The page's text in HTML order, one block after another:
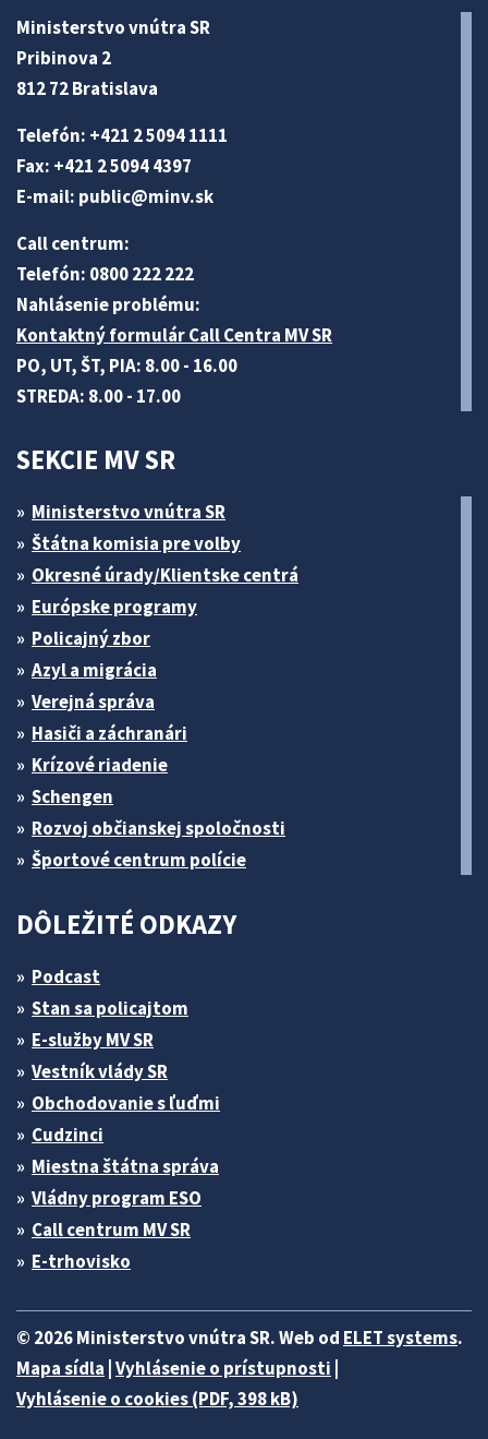
Ministerstvo vnútra SR
Pribinova 2
812 72 Bratislava
Telefón: +421 2 5094 1111
Fax: +421 2 5094 4397
E-mail: public@minv.sk
Call centrum:
Telefón: 0800 222 222
Nahlásenie problému:
Kontaktný formulár Call Centra MV SR
PO, UT, ŠT, PIA: 8.00 - 16.00
STREDA: 8.00 - 17.00
SEKCIE MV SR
Ministerstvo vnútra SR
Štátna komisia pre volby
Okresné úrady/Klientske centrá
Európske programy
Policajný zbor
Azyl a migrácia
Verejná správa
Hasiči a záchranári
Krízové riadenie
Schengen
Rozvoj občianskej spoločnosti
Športové centrum polície
DÔLEŽITÉ ODKAZY
Podcast
Stan sa policajtom
E-služby MV SR
Vestník vlády SR
Obchodovanie s ľuďmi
Cudzinci
Miestna štátna správa
Vládny program ESO
Call centrum MV SR
E-trhovisko
© 2026 Ministerstvo vnútra SR. Web od ELET systems.
Mapa sídla Vyhlásenie o prístupnosti
Vyhlásenie o cookies (PDF, 398 kB)